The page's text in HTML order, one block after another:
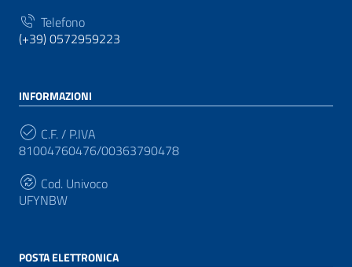
Telefono
(+39) 0572959223
INFORMAZIONI
C.F. / P.IVA
81004760476/00363790478
Cod. Univoco
UFYNBW
POSTA ELETTRONICA